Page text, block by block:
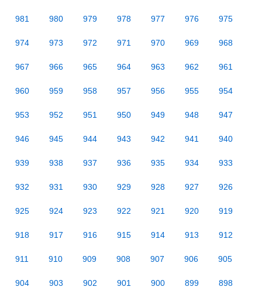
981 980 979 978 977 976 975
974 973 972 971 970 969 968
967 966 965 964 963 962 961
960 959 958 957 956 955 954
953 952 951 950 949 948 947
946 945 944 943 942 941 940
939 938 937 936 935 934 933
932 931 930 929 928 927 926
925 924 923 922 921 920 919
918 917 916 915 914 913 912
911 910 909 908 907 906 905
904 903 902 901 900 899 898